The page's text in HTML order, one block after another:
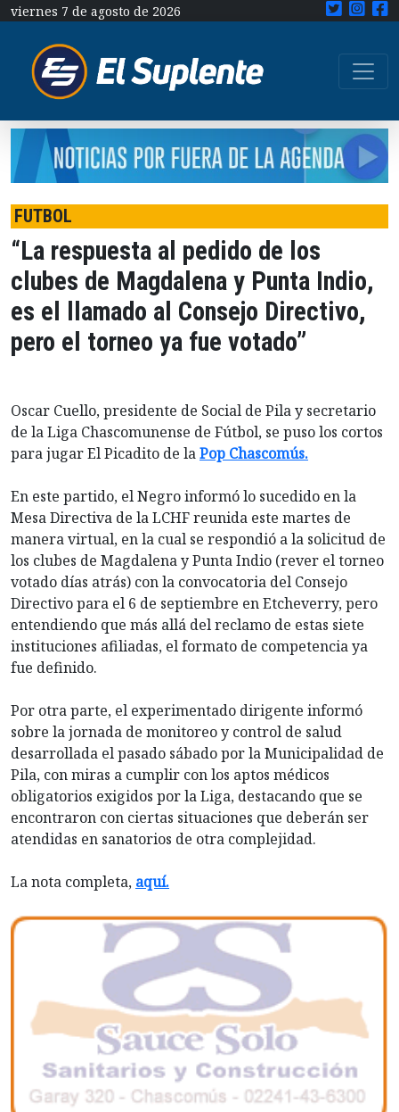
viernes 7 de agosto de 2026
FUTBOL
“La respuesta al pedido de los
clubes de Magdalena y Punta Indio,
es el llamado al Consejo Directivo,
pero el torneo ya fue votado”
Oscar Cuello, presidente de Social de Pila y secretario
de la Liga Chascomunense de Fútbol, se puso los cortos
para jugar El Picadito de laPop Chascomús.
En este partido, el Negro informó lo sucedido en la
Mesa Directiva de la LCHF reunida este martes de
manera virtual, en la cual se respondió a la solicitud de
los clubes de Magdalena y Punta Indio (rever el torneo
votado días atrás) con la convocatoria del Consejo
Directivo para el 6 de septiembre en Etcheverry, pero
entendiendo que más allá del reclamo de estas siete
instituciones afiliadas, el formato de competencia ya
fue definido.
Por otra parte, el experimentado dirigente informó
sobre la jornada de monitoreo y control de salud
desarrollada el pasado sábado por la Municipalidad de
Pila, con miras a cumplir con los aptos médicos
obligatorios exigidos por la Liga, destacando que se
encontraron con ciertas situaciones que deberán ser
atendidas en sanatorios de otra complejidad.
La nota completa, aquí.